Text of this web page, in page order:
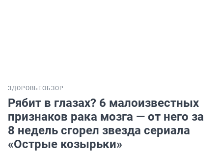
ЗДОРОВЬЕОБЗОР
Рябит в глазах? 6 малоизвестных
признаков рака мозга — от него за
8 недель сгорел звезда сериала
«Острые козырьки»